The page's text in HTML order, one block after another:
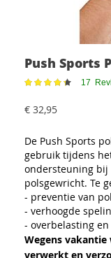
Push Sports
Waardering: 17
€ 32,95
De Push Sports
gebruik tijdens
ondersteuning bij
polsgewricht. Te
- preventie van
- verhoogde
- overbelasting
Wegens
verwerkt en